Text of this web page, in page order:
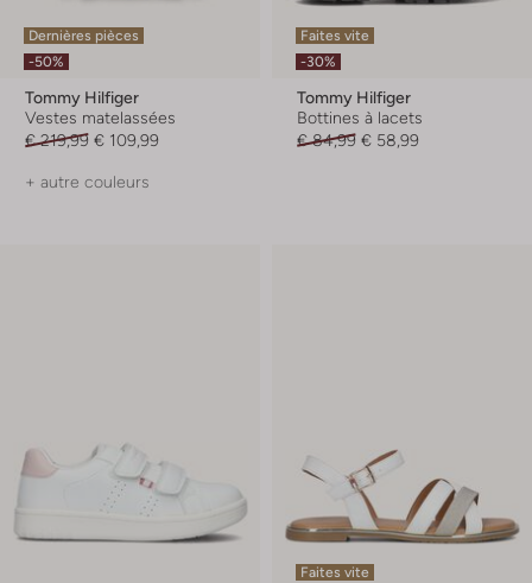
Dernières pièces
-50%
Tommy Hilfiger
Vestes matelassées
€ 219,99 € 109,99
+ autre couleurs
Faites vite
-30%
Tommy Hilfiger
Bottines à lacets
€ 84,99 € 58,99
Faites vite